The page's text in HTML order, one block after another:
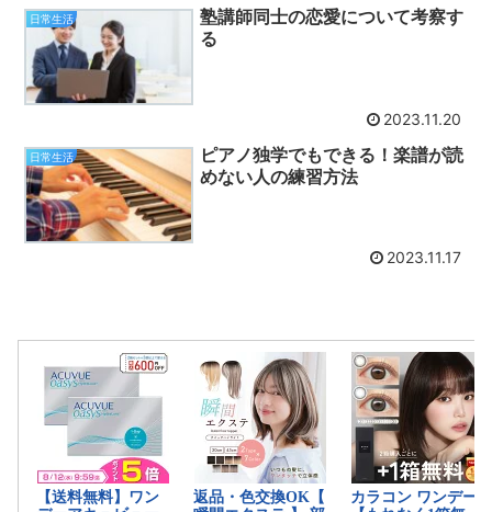
日常生活
塾講師同士の恋愛について考察す
る
2023.11.20
日常生活
ピアノ独学でもできる！楽譜が読
めない人の練習方法
2023.11.17